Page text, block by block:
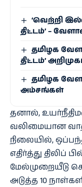
‘வெற்றி
திட்டம்’ –
தமிழக
திட்டம்’
தமிழக
அம்சங்கள்
தனால்,
வலிமையான
நிலையில்,
எதிர்த்து திலிப்
மேல்முறையீடு
அடுத்த 10